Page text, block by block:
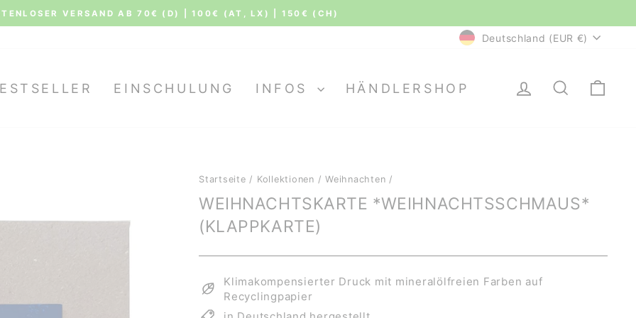
Pause
AUS 7.518 BEWERTUNGEN BEI TRUSTAMI Siehe alle Bewertungen.
WÄHRUNG
Deutschland (EUR €)
EINSCHULUNG INFOS HÄNDLERSHOP EINLOGGEN
SUCHE
Startseite / Kollektionen / Weihnachten /
WEIHNACHTSKARTE *WEIHNACHTSSCHMAUS*
(KLAPPKARTE)
Klimakompensierter Druck mit mineralölfreien Farben auf
Recyclingpapier